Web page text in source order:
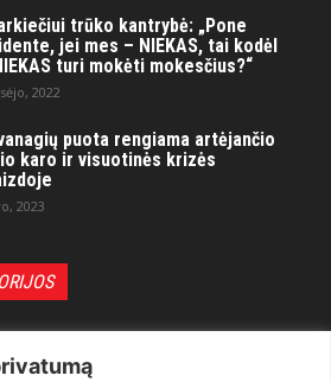
trūko kantrybė: „Pone
jei mes – NIEKAS, tai kodėl
turi mokėti mokesčius?“
2022
puota rengiama artėjančio
karo ir visuotinės krizės
2023